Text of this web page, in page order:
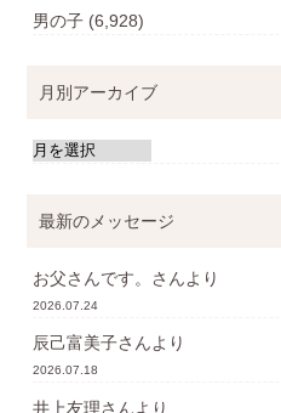
男の子 (6,928)
月別アーカイブ
最新のメッセージ
お父さんです。 さんより
2026.07.24
辰己富美子さんより
2026.07.18
井上友理さんより